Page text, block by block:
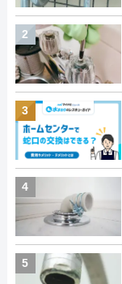
2
3
4
5